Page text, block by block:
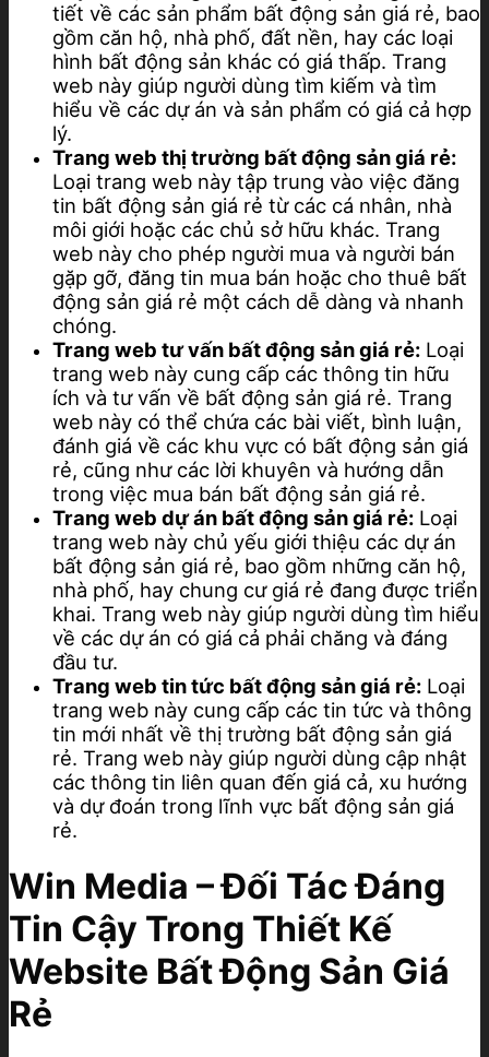
tiết về các sản phẩm bất động sản giá rẻ, bao
gồm căn hộ, nhà phố, đất nền, hay các loại
hình bất động sản khác có giá thấp. Trang
web này giúp người dùng tìm kiếm và tìm
hiểu về các dự án và sản phẩm có giá cả hợp
lý.
Trang web thị trường bất động sản giá rẻ:
Loại trang web này tập trung vào việc đăng
tin bất động sản giá rẻ từ các cá nhân, nhà
môi giới hoặc các chủ sở hữu khác. Trang
web này cho phép người mua và người bán
gặp gỡ, đăng tin mua bán hoặc cho thuê bất
động sản giá rẻ một cách dễ dàng và nhanh
chóng.
Trang web tư vấn bất động sản giá rẻ: Loại
trang web này cung cấp các thông tin hữu
ích và tư vấn về bất động sản giá rẻ. Trang
web này có thể chứa các bài viết, bình luận,
đánh giá về các khu vực có bất động sản giá
rẻ, cũng như các lời khuyên và hướng dẫn
trong việc mua bán bất động sản giá rẻ.
Trang web dự án bất động sản giá rẻ: Loại
trang web này chủ yếu giới thiệu các dự án
bất động sản giá rẻ, bao gồm những căn hộ,
nhà phố, hay chung cư giá rẻ đang được triển
khai. Trang web này giúp người dùng tìm hiểu
về các dự án có giá cả phải chăng và đáng
đầu tư.
Trang web tin tức bất động sản giá rẻ: Loại
trang web này cung cấp các tin tức và thông
tin mới nhất về thị trường bất động sản giá
rẻ. Trang web này giúp người dùng cập nhật
các thông tin liên quan đến giá cả, xu hướng
và dự đoán trong lĩnh vực bất động sản giá
rẻ.
Win Media – Đối Tác Đáng
Tin Cậy Trong Thiết Kế
Website Bất Động Sản Giá
Rẻ